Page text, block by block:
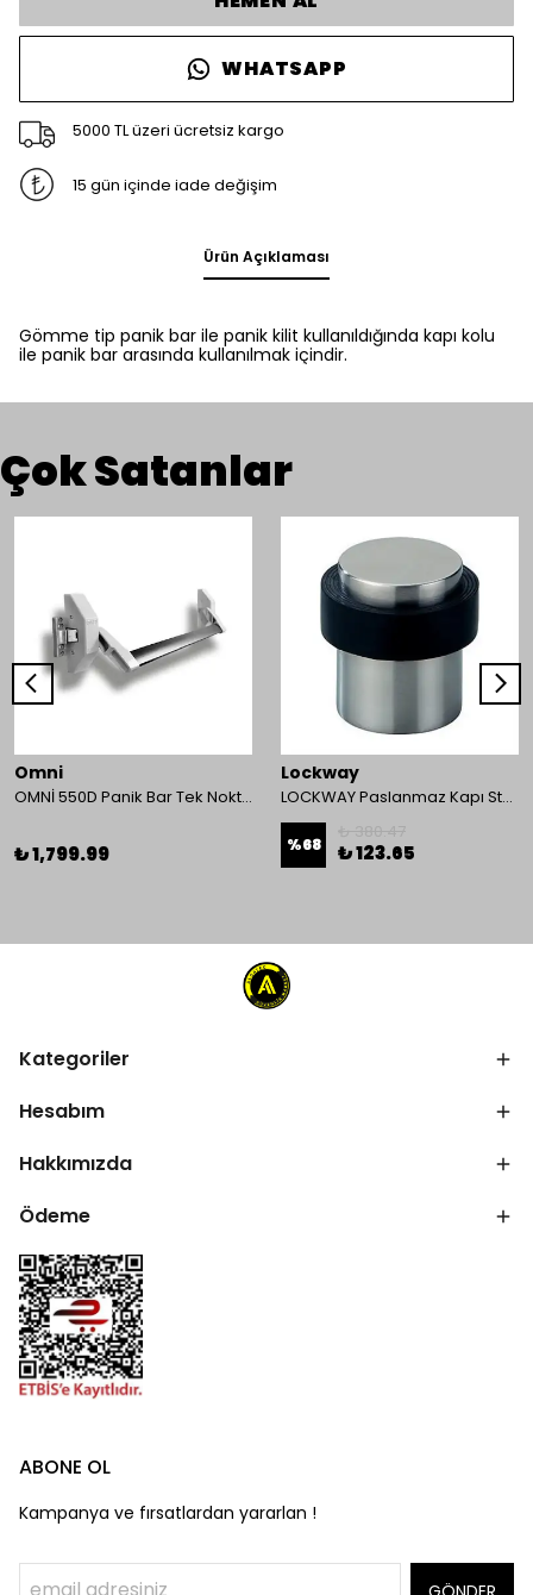
WHATSAPP
5000 TL üzeri ücretsiz kargo
15 gün içinde iade değişim
Ürün Açıklaması
Gömme tip panik bar ile panik kilit kullanıldığında kapı kolu
ile panik bar arasında kullanılmak içindir.
Çok Satanlar
Omni
OMNİ 550D Panik Bar Tek Nokta Yüzey Tip
₺ 1,799.99
Lockway
LOCKWAY Paslanmaz Kapı Stoperi
%68 ₺ 123.65
Kategoriler
Hesabım
Hakkımızda
Ödeme
ABONE OL
Kampanya ve fırsatlardan yararlan !